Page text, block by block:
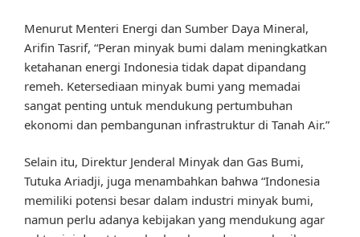
Menurut Menteri Energi dan Sumber Daya Mineral,
Arifin Tasrif, “Peran minyak bumi dalam meningkatkan
ketahanan energi Indonesia tidak dapat dipandang
remeh. Ketersediaan minyak bumi yang memadai
sangat penting untuk mendukung pertumbuhan
ekonomi dan pembangunan infrastruktur di Tanah Air.”
Selain itu, Direktur Jenderal Minyak dan Gas Bumi,
Tutuka Ariadji, juga menambahkan bahwa “Indonesia
memiliki potensi besar dalam industri minyak bumi,
namun perlu adanya kebijakan yang mendukung agar